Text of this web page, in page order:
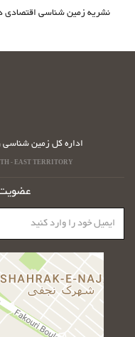
نشریه زمین شناسی
اداره کل زمین
- EAST TERRITORY
ایمیل
خود
را